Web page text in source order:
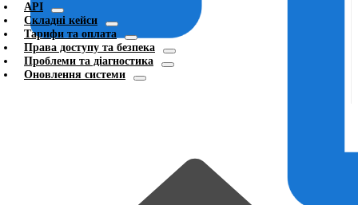
API
Складні кейси
Тарифи та оплата
Права доступу та безпека
Проблеми та діагностика
Оновлення системи